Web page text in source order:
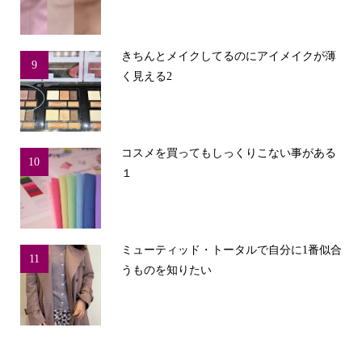
9
きちんとメイクしてるのにアイメイクが薄
く見える2
10
コスメを買ってもしっくりこない事がある
１
11
ミューティッド・トータルで自分に1番似合
うものを知りたい